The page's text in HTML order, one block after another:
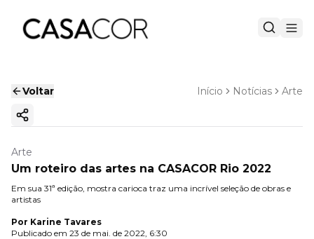
Voltar Início Notícias Arte
Copiar link
Arte
Um roteiro das artes na CASACOR Rio 2022
Em sua 31ª edição, mostra carioca traz uma incrível seleção de obras e
artistas
Por Karine Tavares
Publicado em 23 de mai. de 2022, 6:30